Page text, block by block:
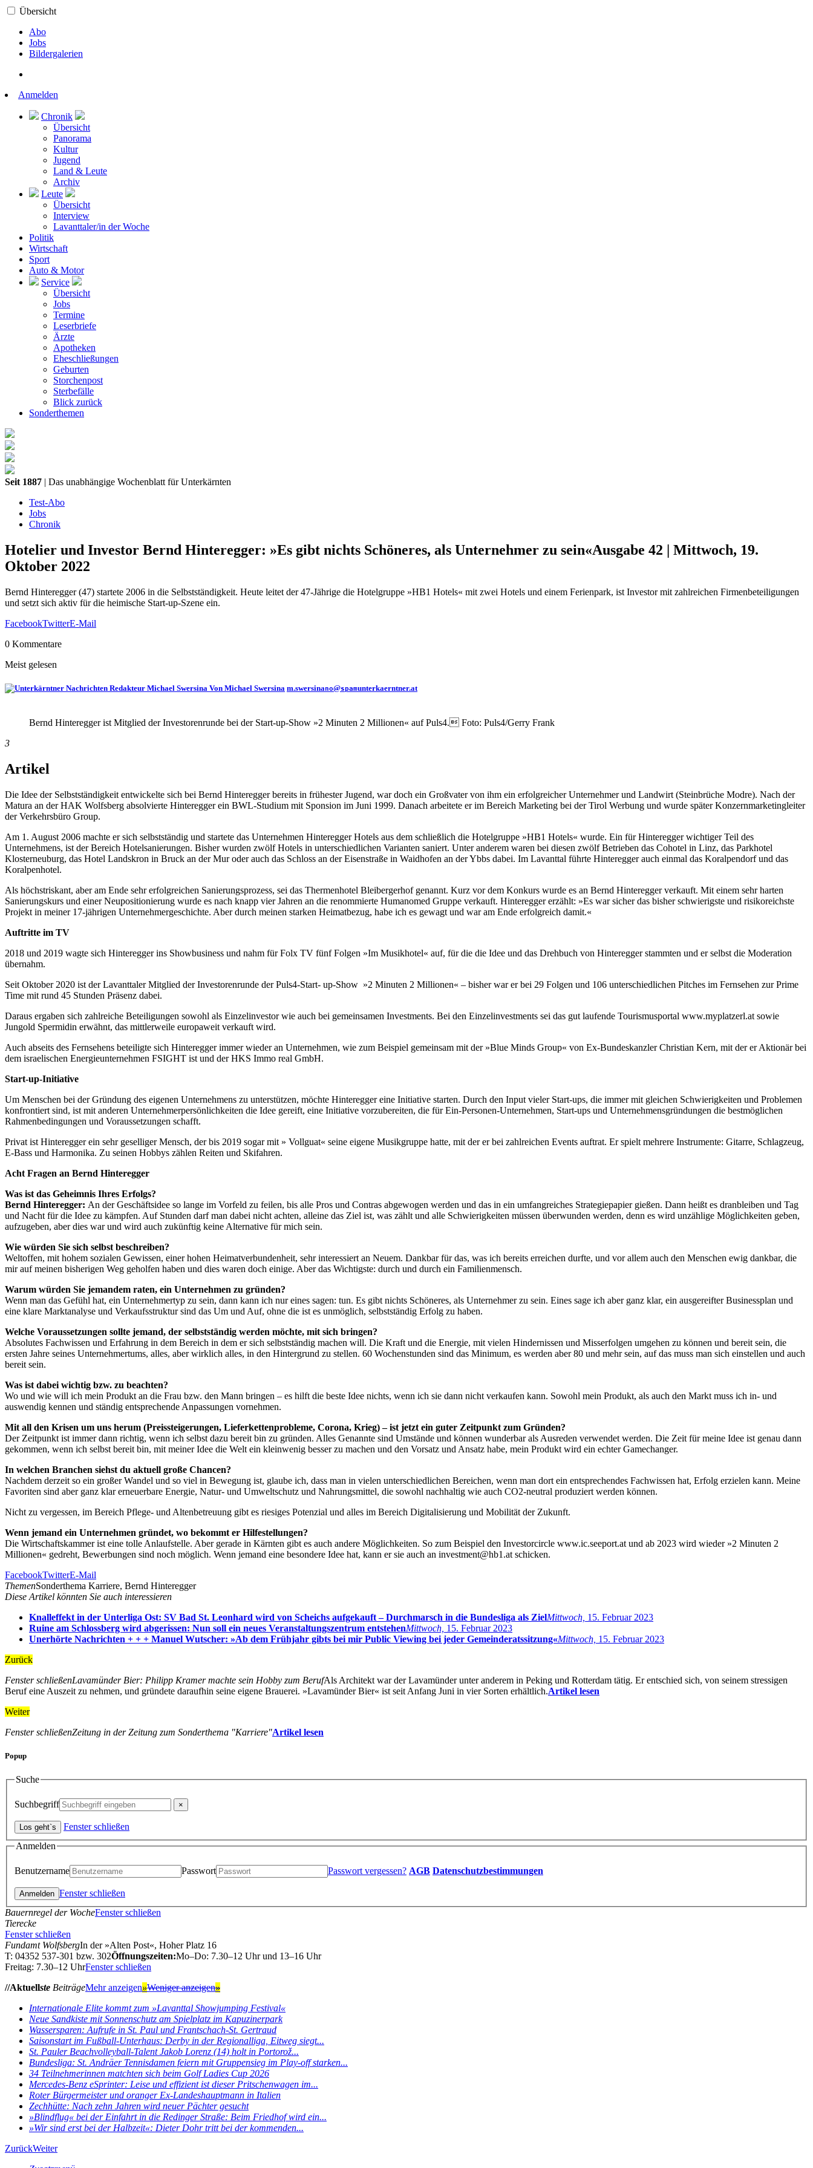
Übersicht
Abo
Jobs
Bildergalerien
Anmelden
Chronik
Übersicht
Panorama
Kultur
Jugend
Land & Leute
Archiv
Leute
Übersicht
Interview
Lavanttaler/in der Woche
Politik
Wirtschaft
Sport
Auto & Motor
Service
Übersicht
Jobs
Termine
Leserbriefe
Ärzte
Apotheken
Eheschließungen
Geburten
Storchenpost
Sterbefälle
Blick zurück
Sonderthemen
Seit 1887 | Das unabhängige Wochenblatt für Unterkärnten
Test-Abo
Jobs
Chronik
Hotelier und Investor Bernd Hinteregger: »Es gibt nichts Schöneres, als Unternehmer zu sein«Ausgabe 42 | Mittwoch, 19.
Oktober 2022
Bernd Hinteregger (47) startete 2006 in die Selbstständigkeit. Heute leitet der 47-Jährige die Hotelgruppe »HB1 Hotels« mit zwei Hotels und einem Ferienpark, ist Investor mit zahlreichen Firmenbeteiligungen
und setzt sich aktiv für die heimische Start-up-Szene ein.
FacebookTwitterE-Mail
0 Kommentare
Meist gelesen
Von Michael Swersina m.swersinano@spamunterkaerntner.at
Bernd Hinteregger ist Mitglied der Investorenrunde bei der Start-up-Show »2 Minuten 2 Millionen« auf Puls4. Foto: Puls4/Gerry Frank
3
Artikel
Die Idee der Selbstständigkeit entwickelte sich bei Bernd Hinteregger bereits in frühester Jugend, war doch ein Großvater von ihm ein erfolgreicher Unternehmer und Landwirt (Steinbrüche Modre). Nach der
Matura an der HAK Wolfsberg absolvierte Hinteregger ein BWL-Studium mit Sponsion im Juni 1999. Danach arbeitete er im Bereich Marketing bei der Tirol Werbung und wurde später Konzernmarketingleiter
der Verkehrsbüro Group.
Am 1. August 2006 machte er sich selbstständig und startete das Unternehmen Hinteregger Hotels aus dem schließlich die Hotelgruppe »HB1 Hotels« wurde. Ein für Hinteregger wichtiger Teil des
Unternehmens, ist der Bereich Hotelsanierungen. Bisher wurden zwölf Hotels in unterschiedlichen Varianten saniert. Unter anderem waren bei diesen zwölf Betrieben das Cohotel in Linz, das Parkhotel
Klosterneuburg, das Hotel Landskron in Bruck an der Mur oder auch das Schloss an der Eisenstraße in Waidhofen an der Ybbs dabei. Im Lavanttal führte Hinteregger auch einmal das Koralpendorf und das
Koralpenhotel.
Als höchstriskant, aber am Ende sehr erfolgreichen Sanierungsprozess, sei das Thermenhotel Bleibergerhof genannt. Kurz vor dem Konkurs wurde es an Bernd Hinteregger verkauft. Mit einem sehr harten
Sanierungskurs und einer Neupositionierung wurde es nach knapp vier Jahren an die renommierte Humanomed Gruppe verkauft. Hinteregger erzählt: »Es war sicher das bisher schwierigste und risikoreichste
Projekt in meiner 17-jährigen Unternehmergeschichte. Aber durch meinen starken Heimatbezug, habe ich es gewagt und war am Ende erfolgreich damit.«
Auftritte im TV
2018 und 2019 wagte sich Hinteregger ins Showbusiness und nahm für Folx TV fünf Folgen »Im Musikhotel« auf, für die die Idee und das Drehbuch von Hinteregger stammten und er selbst die Moderation
übernahm.
Seit Oktober 2020 ist der Lavanttaler Mitglied der Investorenrunde der Puls4-Start- up-Show »2 Minuten 2 Millionen« – bisher war er bei 29 Folgen und 106 unterschiedlichen Pitches im Fernsehen zur Prime
Time mit rund 45 Stunden Präsenz dabei.
Daraus ergaben sich zahlreiche Beteiligungen sowohl als Einzelinvestor wie auch bei gemeinsamen Investments. Bei den Einzelinvestments sei das gut laufende Tourismusportal www.myplatzerl.at sowie
Jungold Spermidin erwähnt, das mittlerweile europaweit verkauft wird.
Auch abseits des Fernsehens beteiligte sich Hinteregger immer wieder an Unternehmen, wie zum Beispiel gemeinsam mit der »Blue Minds Group« von Ex-Bundeskanzler Christian Kern, mit der er Aktionär bei
dem israelischen Energieunternehmen FSIGHT ist und der HKS Immo real GmbH.
Start-up-Initiative
Um Menschen bei der Gründung des eigenen Unternehmens zu unterstützen, möchte Hinteregger eine Initiative starten. Durch den Input vieler Start-ups, die immer mit gleichen Schwierigkeiten und Problemen
konfrontiert sind, ist mit anderen Unternehmerpersönlichkeiten die Idee gereift, eine Initiative vorzubereiten, die für Ein-Personen-Unternehmen, Start-ups und Unternehmensgründungen die bestmöglichen
Rahmenbedingungen und Voraussetzungen schafft.
Privat ist Hinteregger ein sehr geselliger Mensch, der bis 2019 sogar mit » Vollguat« seine eigene Musikgruppe hatte, mit der er bei zahlreichen Events auftrat. Er spielt mehrere Instrumente: Gitarre, Schlagzeug,
E-Bass und Harmonika. Zu seinen Hobbys zählen Reiten und Skifahren.
Acht Fragen an Bernd Hinteregger
Was ist das Geheimnis Ihres Erfolgs?
Bernd Hinteregger: An der Geschäftsidee so lange im Vorfeld zu feilen, bis alle Pros und Contras abgewogen werden und das in ein umfangreiches Strategiepapier gießen. Dann heißt es dranbleiben und Tag
und Nacht für die Idee zu kämpfen. Auf Stunden darf man dabei nicht achten, alleine das Ziel ist, was zählt und alle Schwierigkeiten müssen überwunden werden, denn es wird unzählige Möglichkeiten geben,
aufzugeben, aber dies war und wird auch zukünftig keine Alternative für mich sein.
Wie würden Sie sich selbst beschreiben?
Weltoffen, mit hohem sozialen Gewissen, einer hohen Heimatverbundenheit, sehr interessiert an Neuem. Dankbar für das, was ich bereits erreichen durfte, und vor allem auch den Menschen ewig dankbar, die
mir auf meinen bisherigen Weg geholfen haben und dies waren doch einige. Aber das Wichtigste: durch und durch ein Familienmensch.
Warum würden Sie jemandem raten, ein Unternehmen zu gründen?
Wenn man das Gefühl hat, ein Unternehmertyp zu sein, dann kann ich nur eines sagen: tun. Es gibt nichts Schöneres, als Unternehmer zu sein. Eines sage ich aber ganz klar, ein ausgereifter Businessplan und
eine klare Marktanalyse und Verkaufsstruktur sind das Um und Auf, ohne die ist es unmöglich, selbstständig Erfolg zu haben.
Welche Voraussetzungen sollte jemand, der selbstständig werden möchte, mit sich bringen?
Absolutes Fachwissen und Erfahrung in dem Bereich in dem er sich selbstständig machen will. Die Kraft und die Energie, mit vielen Hindernissen und Misserfolgen umgehen zu können und bereit sein, die
ersten Jahre seines Unternehmertums, alles, aber wirklich alles, in den Hintergrund zu stellen. 60 Wochenstunden sind das Minimum, es werden aber 80 und mehr sein, auf das muss man sich einstellen und auch
bereit sein.
Was ist dabei wichtig bzw. zu beachten?
Wo und wie will ich mein Produkt an die Frau bzw. den Mann bringen – es hilft die beste Idee nichts, wenn ich sie dann nicht verkaufen kann. Sowohl mein Produkt, als auch den Markt muss ich in- und
auswendig kennen und ständig entsprechende Anpassungen vornehmen.
Mit all den Krisen um uns herum (Preissteigerungen, Lieferkettenprobleme, Corona, Krieg) – ist jetzt ein guter Zeitpunkt zum Gründen?
Der Zeitpunkt ist immer dann richtig, wenn ich selbst dazu bereit bin zu gründen. Alles Genannte sind Umstände und können wunderbar als Ausreden verwendet werden. Die Zeit für meine Idee ist genau dann
gekommen, wenn ich selbst bereit bin, mit meiner Idee die Welt ein kleinwenig besser zu machen und den Vorsatz und Ansatz habe, mein Produkt wird ein echter Gamechanger.
In welchen Branchen siehst du aktuell große Chancen?
Nachdem derzeit so ein großer Wandel und so viel in Bewegung ist, glaube ich, dass man in vielen unterschiedlichen Bereichen, wenn man dort ein entsprechendes Fachwissen hat, Erfolg erzielen kann. Meine
Favoriten sind aber ganz klar erneuerbare Energie, Natur- und Umweltschutz und Nahrungsmittel, die sowohl nachhaltig wie auch CO2-neutral produziert werden können.
Nicht zu vergessen, im Bereich Pflege- und Altenbetreuung gibt es riesiges Potenzial und alles im Bereich Digitalisierung und Mobilität der Zukunft.
Wenn jemand ein Unternehmen gründet, wo bekommt er Hilfestellungen?
Die Wirtschaftskammer ist eine tolle Anlaufstelle. Aber gerade in Kärnten gibt es auch andere Möglichkeiten. So zum Beispiel den Investorcircle www.ic.seeport.at und ab 2023 wird wieder »2 Minuten 2
Millionen« gedreht, Bewerbungen sind noch möglich. Wenn jemand eine besondere Idee hat, kann er sie auch an investment@hb1.at schicken.
FacebookTwitterE-Mail
ThemenSonderthema Karriere, Bernd Hinteregger
Diese Artikel könnten Sie auch interessieren
Knalleffekt in der Unterliga Ost: SV Bad St. Leonhard wird von Scheichs aufgekauft – Durchmarsch in die Bundesliga als ZielMittwoch, 15. Februar 2023
Ruine am Schlossberg wird abgerissen: Nun soll ein neues Veranstaltungszentrum entstehenMittwoch, 15. Februar 2023
Unerhörte Nachrichten + + + Manuel Wutscher: »Ab dem Frühjahr gibts bei mir Public Viewing bei jeder Gemeinderatssitzung«Mittwoch, 15. Februar 2023
Zurück
Fenster schließenLavamünder Bier: Philipp Kramer machte sein Hobby zum BerufAls Architekt war der Lavamünder unter anderem in Peking und Rotterdam tätig. Er entschied sich, von seinem stressigen
Beruf eine Auszeit zu nehmen, und gründete daraufhin seine eigene Brauerei. »Lavamünder Bier« ist seit Anfang Juni in vier Sorten erhältlich.Artikel lesen
Weiter
Fenster schließenZeitung in der Zeitung zum Sonderthema "Karriere"Artikel lesen
Popup
Suche
Suchbegriff
Fenster schließen
Anmelden
Benutzername Passwort Passwort vergessen? AGB Datenschutzbestimmungen
Fenster schließen
Bauernregel der WocheFenster schließen
Tierecke
Fenster schließen
Fundamt WolfsbergIn der »Alten Post«, Hoher Platz 16
T: 04352 537-301 bzw. 302Öffnungszeiten:Mo–Do: 7.30–12 Uhr und 13–16 Uhr
Freitag: 7.30–12 UhrFenster schließen
//Aktuellste BeiträgeMehr anzeigen»Weniger anzeigen»
Internationale Elite kommt zum »Lavanttal Showjumping Festival«
Neue Sandkiste mit Sonnenschutz am Spielplatz im Kapuzinerpark
Wassersparen: Aufrufe in St. Paul und Frantschach-St. Gertraud
Saisonstart im Fußball-Unterhaus: Derby in der Regionalliga, Eitweg siegt...
St. Pauler Beachvolleyball-Talent Jakob Lorenz (14) holt in Portorož...
Bundesliga: St. Andräer Tennisdamen feiern mit Gruppensieg im Play-off starken...
34 Teilnehmerinnen matchten sich beim Golf Ladies Cup 2026
Mercedes-Benz eSprinter: Leise und effizient ist dieser Pritschenwagen im...
Roter Bürgermeister und oranger Ex-Landeshauptmann in Italien
Zechhütte: Nach zehn Jahren wird neuer Pächter gesucht
»Blindflug« bei der Einfahrt in die Redinger Straße: Beim Friedhof wird ein...
»Wir sind erst bei der Halbzeit«: Dieter Dohr tritt bei der kommenden...
ZurückWeiter